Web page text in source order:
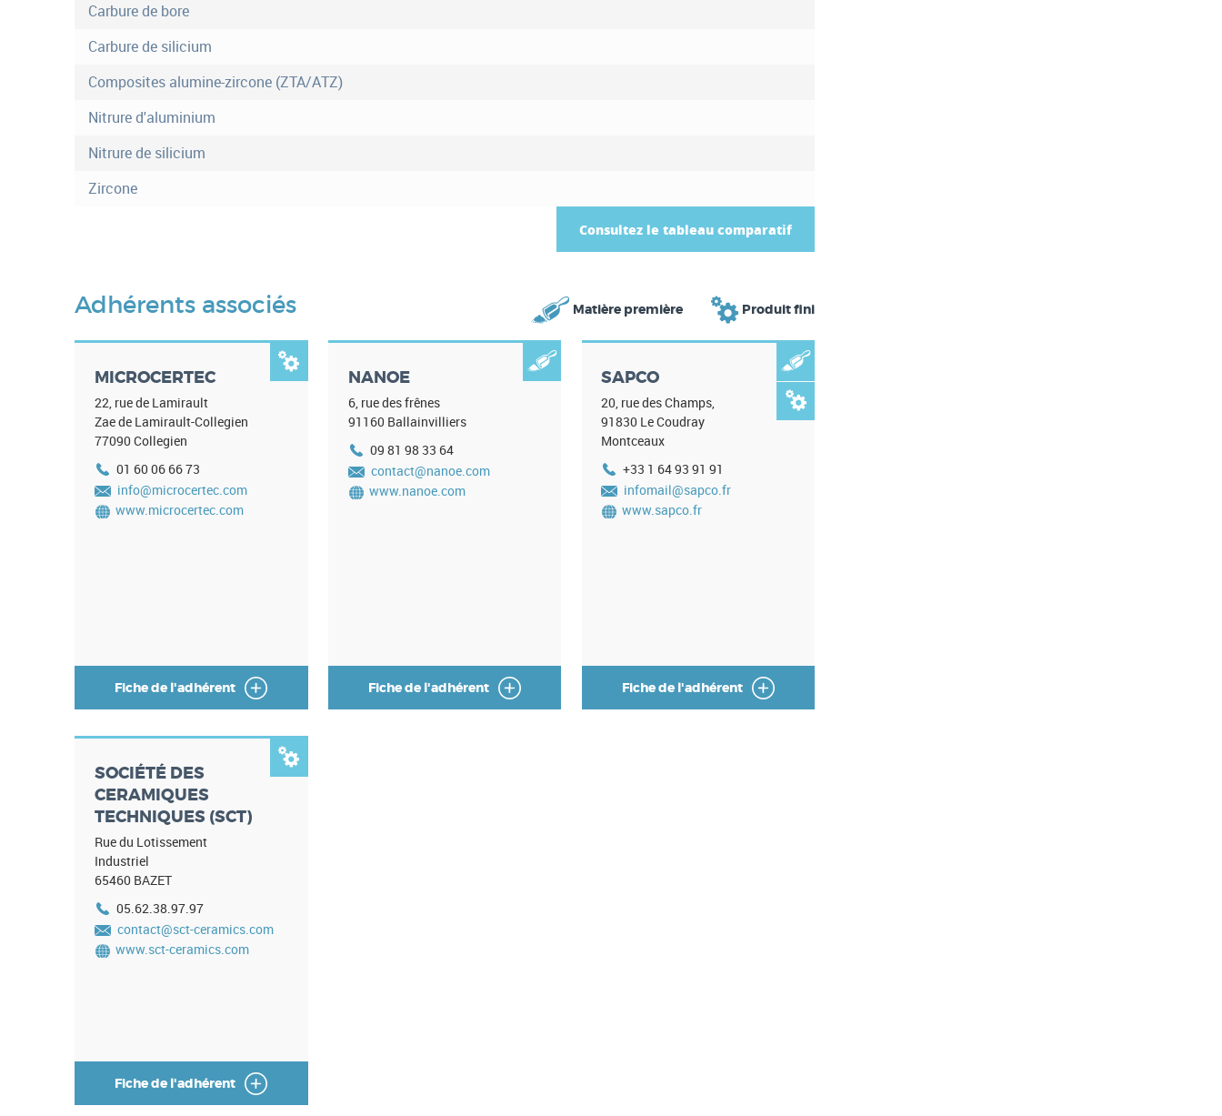
m
o
r
c
Carbure de bore
Carbure de silicium
Composites alumine-zircone (ZTA/ATZ)
Nitrure d'aluminium
Nitrure de silicium
Zircone
Consultez le tableau comparatif
 Matière première  Produit fini
Adhérents associés
MICROCERTEC

22, rue de Lamirault
Zae de Lamirault-Collegien
77090 Collegien
01 60 06 66 73
info@microcertec.com
www.microcertec.com
Fiche de l'adhérent
NANOE

6, rue des frênes
91160 Ballainvilliers
09 81 98 33 64
contact@nanoe.com
www.nanoe.com
Fiche de l'adhérent
SAPCO


20, rue des Champs,
91830 Le Coudray
Montceaux
+33 1 64 93 91 91
infomail@sapco.fr
www.sapco.fr
Fiche de l'adhérent
SOCIÉTÉ DES
CERAMIQUES
TECHNIQUES (SCT)

Rue du Lotissement
Industriel
65460 BAZET
05.62.38.97.97
contact@sct-ceramics.com
www.sct-ceramics.com
Fiche de l'adhérent